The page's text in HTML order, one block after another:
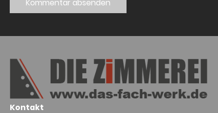
Kommentar absenden
Kontakt